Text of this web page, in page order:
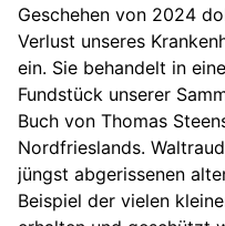
Geschehen von 2024
Verlust unseres
ein. Sie behandelt in
Fundstück unserer
Buch von Thomas
Nordfrieslands.
jüngst abgerissenen
Beispiel der vielen